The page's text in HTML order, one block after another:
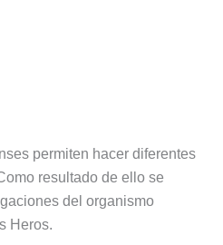
permiten hacer diferentes
resultado de ello se
del organismo
Heros.